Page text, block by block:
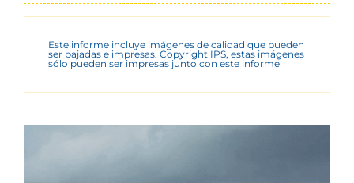
Este informe incluye imágenes de calidad que pueden
ser bajadas e impresas. Copyright IPS, estas imágenes
sólo pueden ser impresas junto con este informe